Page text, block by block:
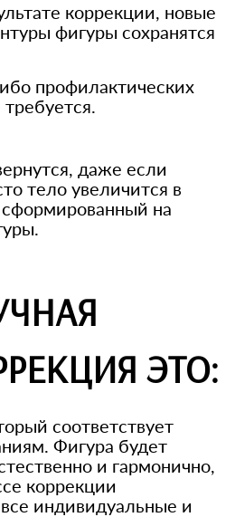
коррекции, новые
фигуры сохранятся
профилактических
даже если
тело увеличится в
на
ЭТО:
соответствует
Фигура будет
и гармонично,
коррекции
индивидуальные и